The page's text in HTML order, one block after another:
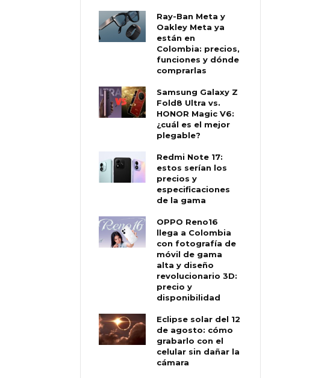
Ray-Ban Meta y
Oakley Meta ya
están en
Colombia: precios,
funciones y dónde
comprarlas
Samsung Galaxy Z
Fold8 Ultra vs.
HONOR Magic V6:
¿cuál es el mejor
plegable?
Redmi Note 17:
estos serían los
precios y
especificaciones
de la gama
OPPO Reno16
llega a Colombia
con fotografía de
móvil de gama
alta y diseño
revolucionario 3D:
precio y
disponibilidad
Eclipse solar del 12
de agosto: cómo
grabarlo con el
celular sin dañar la
cámara